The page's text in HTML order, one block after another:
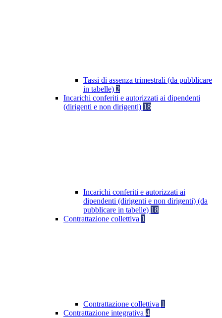
Tassi di assenza trimestrali (da pubblicare
in tabelle) 2
Incarichi conferiti e autorizzati ai dipendenti
(dirigenti e non dirigenti) 18
Incarichi conferiti e autorizzati ai
dipendenti (dirigenti e non dirigenti) (da
pubblicare in tabelle) 18
Contrattazione collettiva 1
Contrattazione collettiva 1
Contrattazione integrativa 4